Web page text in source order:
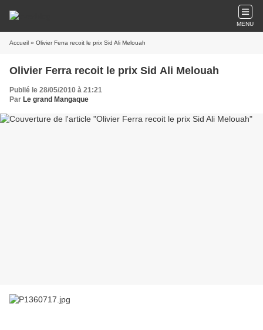
MENU
Accueil » Olivier Ferra recoit le prix Sid Ali Melouah
Olivier Ferra recoit le prix Sid Ali Melouah
Publié le 28/05/2010 à 21:21
Par Le grand Mangaque